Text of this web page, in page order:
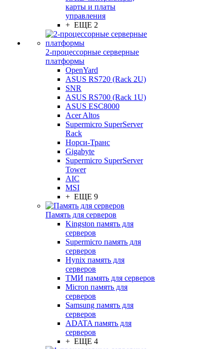
карты и платы
управления
+ ЕЩЕ 2
2-процессорные серверные
платформы
OpenYard
ASUS RS720 (Rack 2U)
SNR
ASUS RS700 (Rack 1U)
ASUS ESC8000
Acer Altos
Supermicro SuperServer
Rack
Норси-Транс
Gigabyte
Supermicro SuperServer
Tower
AIC
MSI
+ ЕЩЕ 9
Память для серверов
Kingston память для
серверов
Supermicro память для
серверов
Hynix память для
серверов
ТМИ память для серверов
Micron память для
серверов
Samsung память для
серверов
ADATA память для
серверов
+ ЕЩЕ 4